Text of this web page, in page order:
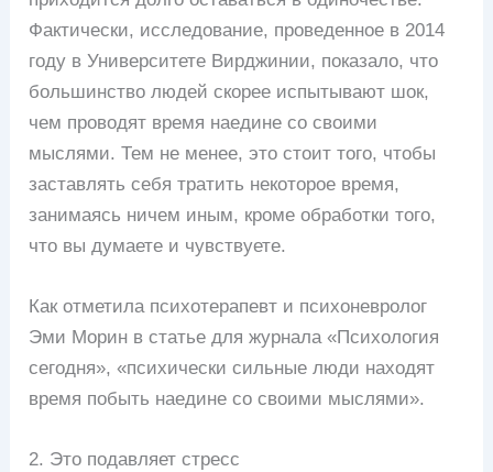
Фактически, исследование, проведенное в 2014
году в Университете Вирджинии, показало, что
большинство людей скорее испытывают шок,
чем проводят время наедине со своими
мыслями. Тем не менее, это стоит того, чтобы
заставлять себя тратить некоторое время,
занимаясь ничем иным, кроме обработки того,
что вы думаете и чувствуете.
Как отметила психотерапевт и психоневролог
Эми Морин в статье для журнала «Психология
сегодня», «психически сильные люди находят
время побыть наедине со своими мыслями».
2. Это подавляет стресс